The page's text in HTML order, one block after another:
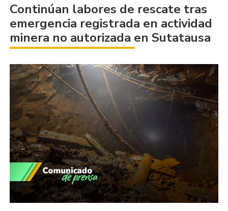
Continúan labores de rescate tras
emergencia registrada en actividad
minera no autorizada en Sutatausa